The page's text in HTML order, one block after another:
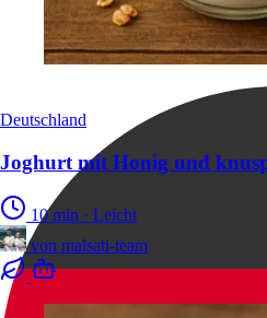
Deutschland
Joghurt mit Honig und
10 min · Leicht
von malsati-team